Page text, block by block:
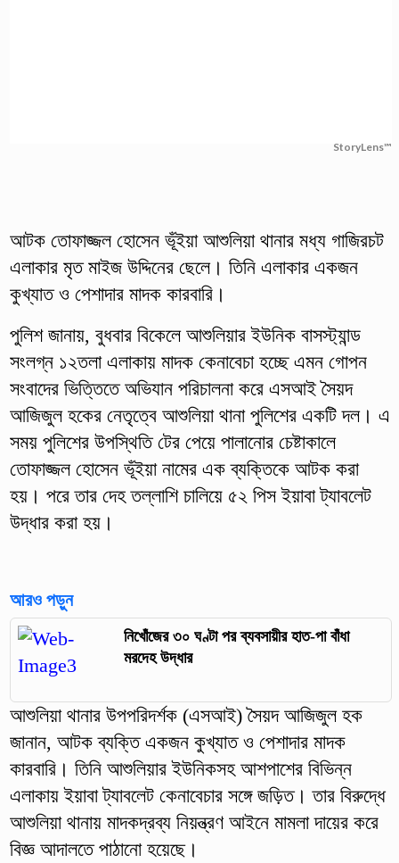
StoryLens™
আটক তোফাজ্জল হোসেন ভূঁইয়া আশুলিয়া থানার মধ্য গাজিরচট
এলাকার মৃত মাইজ উদ্দিনের ছেলে। তিনি এলাকার একজন
কুখ্যাত ও পেশাদার মাদক কারবারি।
পুলিশ জানায়, বুধবার বিকেলে আশুলিয়ার ইউনিক বাসস্ট্যান্ড
সংলগ্ন ১২তলা এলাকায় মাদক কেনাবেচা হচ্ছে এমন গোপন
সংবাদের ভিত্তিতে অভিযান পরিচালনা করে এসআই সৈয়দ
আজিজুল হকের নেতৃত্বে আশুলিয়া থানা পুলিশের একটি দল। এ
সময় পুলিশের উপস্থিতি টের পেয়ে পালানোর চেষ্টাকালে
তোফাজ্জল হোসেন ভূঁইয়া নামের এক ব্যক্তিকে আটক করা
হয়। পরে তার দেহ তল্লাশি চালিয়ে ৫২ পিস ইয়াবা ট্যাবলেট
উদ্ধার করা হয়।
আরও পড়ুন
নিখোঁজের ৩০ ঘণ্টা পর ব্যবসায়ীর হাত-পা বাঁধা
মরদেহ উদ্ধার
আশুলিয়া থানার উপপরিদর্শক (এসআই) সৈয়দ আজিজুল হক
জানান, আটক ব্যক্তি একজন কুখ্যাত ও পেশাদার মাদক
কারবারি। তিনি আশুলিয়ার ইউনিকসহ আশপাশের বিভিন্ন
এলাকায় ইয়াবা ট্যাবলেট কেনাবেচার সঙ্গে জড়িত। তার বিরুদ্ধে
আশুলিয়া থানায় মাদকদ্রব্য নিয়ন্ত্রণ আইনে মামলা দায়ের করে
বিজ্ঞ আদালতে পাঠানো হয়েছে।